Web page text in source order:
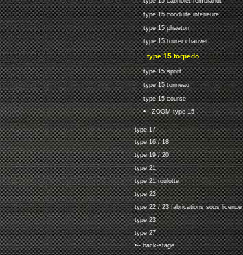
type 15 conduite interieure
type 15 phaeton
type 15 tourer chauvet
type 15 torpedo
type 15 sport
type 15 tonneau
type 15 course
•-- ZOOM type 15
type 17
type 16 / 18
type 19 / 20
type 21
type 21 roulotte
type 22
type 22 / 23 fabrications sous licence
type 23
type 27
•-- back-stage